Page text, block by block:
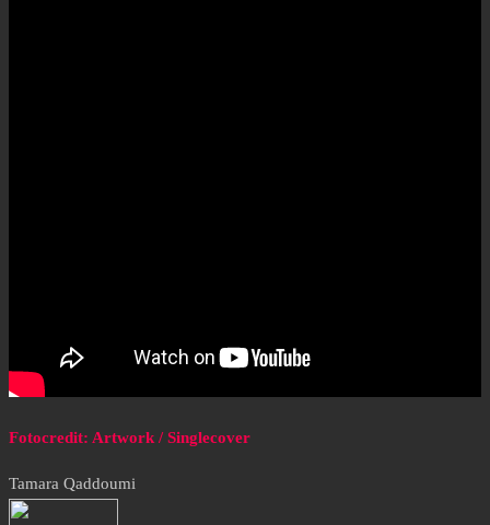
Fotocredit: Artwork / Singlecover
Tamara Qaddoumi